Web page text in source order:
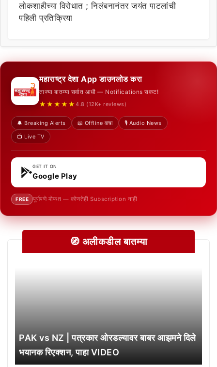
लोकशाहीच्या विरोधात ; निलंबनानंतर जयंत पाटलांची
पहिली प्रतिक्रिया
महाराष्ट्र देशा App डाउनलोड करा
ताज्या बातम्या सर्वात आधी — Notifications सकट!
★★★★★ 4.8 (12K+ reviews)
🔔 Breaking Alerts 📖 Offline वाचा
🎙️ Audio News
📺 Live TV
GET IT ON
Google Play
FREE पूर्णपणे मोफत — कोणतेही Subscription नाही
🧭 अलीकडील बातम्या
PAK vs NZ | पत्रकार ओरडल्यावर बाबर आझमने दिले
भयानक रिएक्शन, पाहा VIDEO